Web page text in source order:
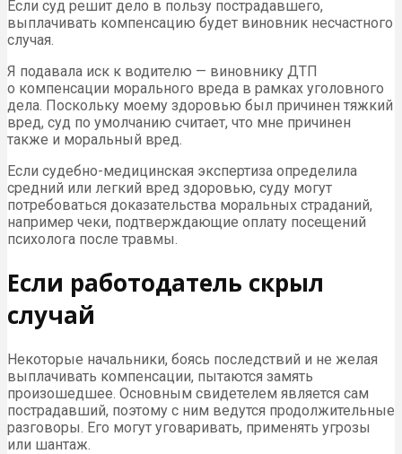
Если суд решит дело в пользу пострадавшего,
выплачивать компенсацию будет виновник несчастного
случая.
Я подавала иск к водителю — виновнику ДТП
о компенсации морального вреда в рамках уголовного
дела. Поскольку моему здоровью был причинен тяжкий
вред, суд по умолчанию считает, что мне причинен
также и моральный вред.
Если судебно-медицинская экспертиза определила
средний или легкий вред здоровью, суду могут
потребоваться доказательства моральных страданий,
например чеки, подтверждающие оплату посещений
психолога после травмы.
Если работодатель скрыл
случай
Некоторые начальники, боясь последствий и не желая
выплачивать компенсации, пытаются замять
произошедшее. Основным свидетелем является сам
пострадавший, поэтому с ним ведутся продолжительные
разговоры. Его могут уговаривать, применять угрозы
или шантаж.